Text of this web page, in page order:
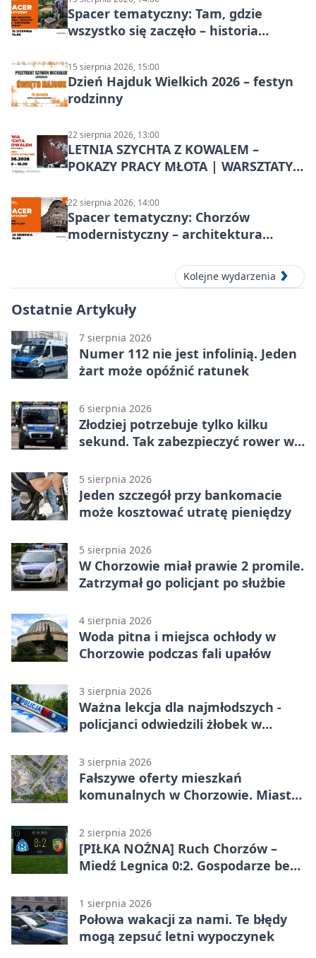
Spacer tematyczny: Tam, gdzie
wszystko się zaczęło – historia
15 sierpnia 2026, 15:00
Dzień Hajduk Wielkich 2026 – festyn
rodzinny
22 sierpnia 2026, 13:00
LETNIA SZYCHTA Z KOWALEM –
POKAZY PRACY MŁOTA | WARSZTATY
22 sierpnia 2026, 14:00
Spacer tematyczny: Chorzów
modernistyczny – architektura
Kolejne wydarzenia
Ostatnie Artykuły
7 sierpnia 2026
Numer 112 nie jest infolinią. Jeden
żart może opóźnić ratunek
6 sierpnia 2026
Złodziej potrzebuje tylko kilku
sekund. Tak zabezpieczyć rower w
5 sierpnia 2026
Jeden szczegół przy bankomacie
może kosztować utratę pieniędzy
5 sierpnia 2026
W Chorzowie miał prawie 2 promile.
Zatrzymał go policjant po służbie
4 sierpnia 2026
Woda pitna i miejsca ochłody w
Chorzowie podczas fali upałów
3 sierpnia 2026
Ważna lekcja dla najmłodszych -
policjanci odwiedzili żłobek w
3 sierpnia 2026
Fałszywe oferty mieszkań
komunalnych w Chorzowie. Miasto
2 sierpnia 2026
[PIŁKA NOŻNA] Ruch Chorzów –
Miedź Legnica 0:2. Gospodarze bez
1 sierpnia 2026
Połowa wakacji za nami. Te błędy
mogą zepsuć letni wypoczynek